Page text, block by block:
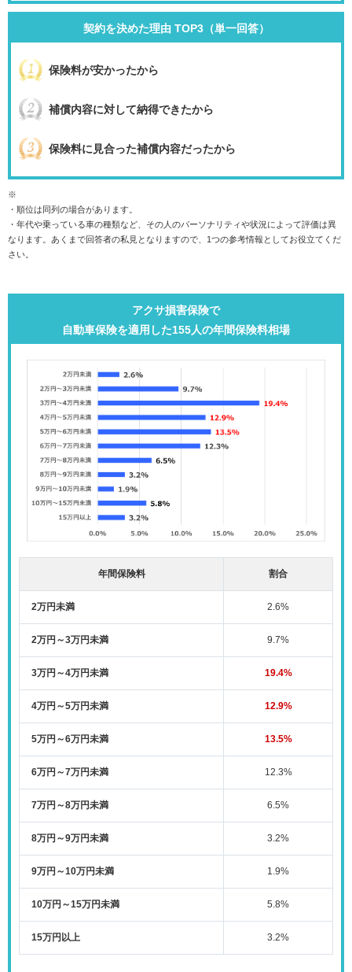
契約を決めた理由 TOP3（単一回答）
保険料が安かったから
補償内容に対して納得できたから
保険料に見合った補償内容だったから
※
・順位は同列の場合があります。
・年代や乗っている車の種類など、その人のパーソナリティや状況によって評価は異
なります。あくまで回答者の私見となりますので、1つの参考情報としてお役立てくだ
さい。
アクサ損害保険で
自動車保険を適用した155人の年間保険料相場
年間保険料 割合
2万円未満 2.6%
2万円～3万円未満 9.7%
3万円～4万円未満 19.4%
4万円～5万円未満 12.9%
5万円～6万円未満 13.5%
6万円～7万円未満 12.3%
7万円～8万円未満 6.5%
8万円～9万円未満 3.2%
9万円～10万円未満 1.9%
10万円～15万円未満 5.8%
15万円以上 3.2%